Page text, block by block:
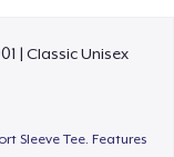
| Classic Unisex
Sleeve Tee. Features